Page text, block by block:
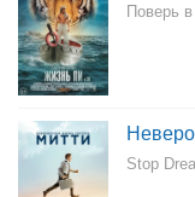
Поверь
Stop